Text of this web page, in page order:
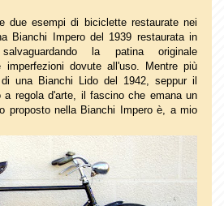
due esempi di biciclette restaurate nei
Bianchi Impero del 1939 restaurata in
la patina originale
dovute all'uso. Mentre più
una Bianchi Lido del 1942, seppur il
a regola d'arte, il fascino che emana un
proposto nella Bianchi Impero è, a mio